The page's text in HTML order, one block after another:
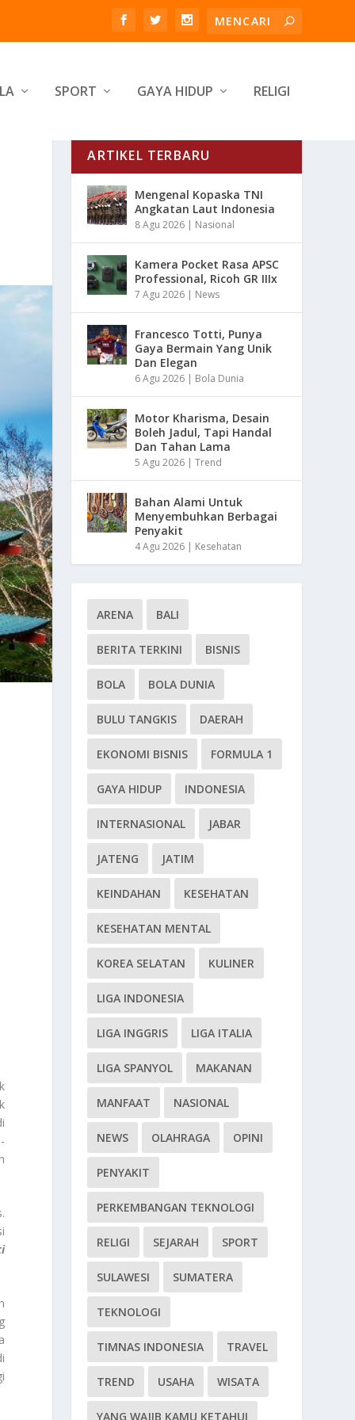
SPORT GAYA HIDUP RELIGI
ARTIKEL TERBARU
Mengenal Kopaska TNI
Angkatan Laut Indonesia
8 Agu 2026 | Nasional
Kamera Pocket Rasa APSC
Professional, Ricoh GR IIIx
7 Agu 2026 | News
Francesco Totti, Punya
Gaya Bermain Yang Unik
Dan Elegan
6 Agu 2026 | Bola Dunia
Motor Kharisma, Desain
Boleh Jadul, Tapi Handal
Dan Tahan Lama
5 Agu 2026 |Trend
Bahan Alami Untuk
Menyembuhkan Berbagai
Penyakit
4 Agu 2026 | Kesehatan
ARENA BALI
BERITA TERKINI BISNIS
BOLA BOLA DUNIA
BULU TANGKIS DAERAH
EKONOMI BISNIS FORMULA 1
GAYA HIDUP INDONESIA
INTERNASIONAL JABAR
JATENG JATIM
KEINDAHAN KESEHATAN
KESEHATAN MENTAL
KOREA SELATAN KULINER
LIGA INDONESIA
LIGA INGGRIS LIGA ITALIA
LIGA SPANYOL MAKANAN
MANFAAT NASIONAL
NEWS OLAHRAGA OPINI
PENYAKIT
PERKEMBANGAN TEKNOLOGI
RELIGI SEJARAH SPORT
SULAWESI SUMATERA
TEKNOLOGI
TIMNAS INDONESIA TRAVEL
TREND USAHA WISATA
YANG WAJIB KAMU KETAHUI